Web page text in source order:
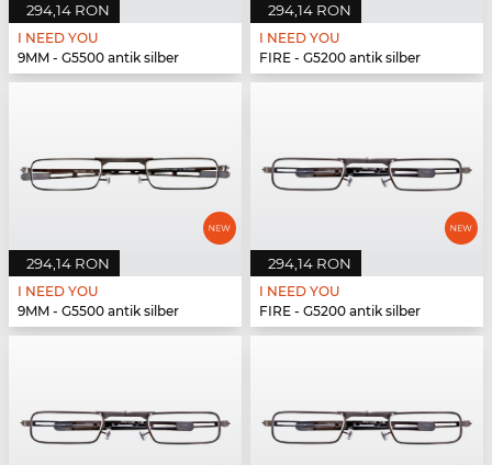
294,14 RON
I NEED YOU
9MM - G5500 antik silber
294,14 RON
I NEED YOU
FIRE - G5200 antik silber
294,14 RON
I NEED YOU
9MM - G5500 antik silber
294,14 RON
I NEED YOU
FIRE - G5200 antik silber